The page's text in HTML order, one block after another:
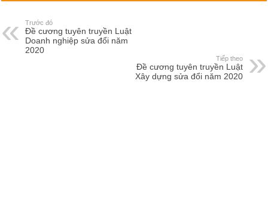
Trước đó
Đề cương tuyên truyền Luật
Doanh nghiệp sửa đổi năm
2020
Tiếp theo
Đề cương tuyên truyền Luật
Xây dựng sửa đổi năm 2020